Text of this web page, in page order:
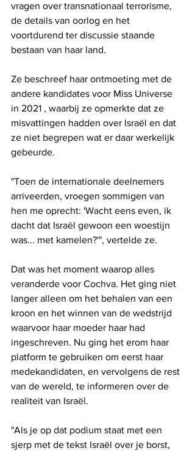
vragen over transnationaal terrorisme,
de details van oorlog en het
voortdurend ter discussie staande
bestaan van haar land.
Ze beschreef haar ontmoeting met de
andere kandidates voor Miss Universe
in 2021 , waarbij ze opmerkte dat ze
misvattingen hadden over Israël en dat
ze niet begrepen wat er daar werkelijk
gebeurde.
"Toen de internationale deelnemers
arriveerden, vroegen sommigen van
hen me oprecht: 'Wacht eens even, ik
dacht dat Israël gewoon een woestijn
was... met kamelen?'", vertelde ze.
Dat was het moment waarop alles
veranderde voor Cochva. Het ging niet
langer alleen om het behalen van een
kroon en het winnen van de wedstrijd
waarvoor haar moeder haar had
ingeschreven. Nu ging het erom haar
platform te gebruiken om eerst haar
medekandidaten, en vervolgens de rest
van de wereld, te informeren over de
realiteit van Israël.
"Als je op dat podium staat met een
sjerp met de tekst Israël over je borst,